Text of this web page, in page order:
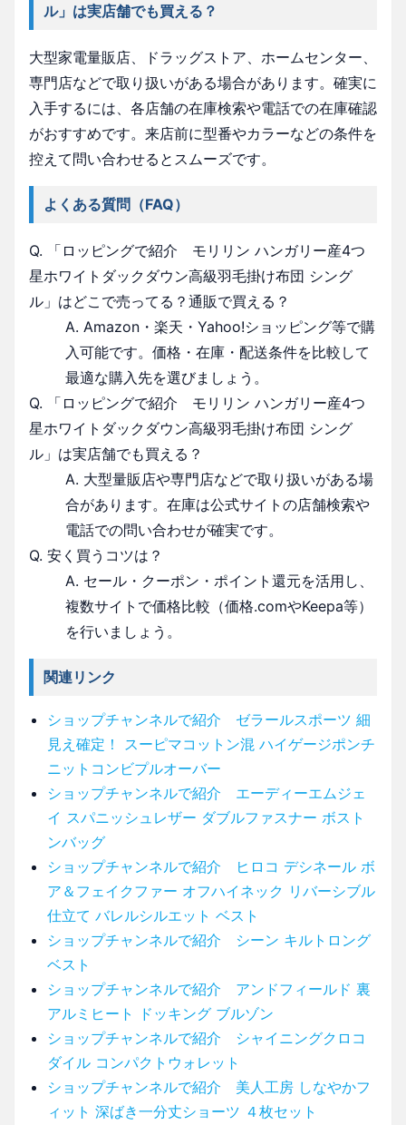
ル」は実店舗でも買える？
大型家電量販店、ドラッグストア、ホームセンター、
専門店などで取り扱いがある場合があります。確実に
入手するには、各店舗の在庫検索や電話での在庫確認
がおすすめです。来店前に型番やカラーなどの条件を
控えて問い合わせるとスムーズです。
よくある質問（FAQ）
Q. 「ロッピングで紹介 モリリン ハンガリー産4つ
星ホワイトダックダウン高級羽毛掛け布団 シング
ル」はどこで売ってる？通販で買える？
A. Amazon・楽天・Yahoo!ショッピング等で購
入可能です。価格・在庫・配送条件を比較して
最適な購入先を選びましょう。
Q. 「ロッピングで紹介 モリリン ハンガリー産4つ
星ホワイトダックダウン高級羽毛掛け布団 シング
ル」は実店舗でも買える？
A. 大型量販店や専門店などで取り扱いがある場
合があります。在庫は公式サイトの店舗検索や
電話での問い合わせが確実です。
Q. 安く買うコツは？
A. セール・クーポン・ポイント還元を活用し、
複数サイトで価格比較（価格.comやKeepa等）
を行いましょう。
関連リンク
ショップチャンネルで紹介 ゼラールスポーツ 細
見え確定！ スーピマコットン混 ハイゲージポンチ
ニットコンビプルオーバー
ショップチャンネルで紹介 エーディーエムジェ
イ スパニッシュレザー ダブルファスナー ボスト
ンバッグ
ショップチャンネルで紹介 ヒロコ デシネール ボ
ア＆フェイクファー オフハイネック リバーシブル
仕立て バレルシルエット ベスト
ショップチャンネルで紹介 シーン キルトロング
ベスト
ショップチャンネルで紹介 アンドフィールド 裏
アルミヒート ドッキング ブルゾン
ショップチャンネルで紹介 シャイニングクロコ
ダイル コンパクトウォレット
ショップチャンネルで紹介 美人工房 しなやかフ
ィット 深ばき一分丈ショーツ ４枚セット